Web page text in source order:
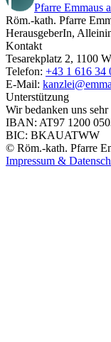
Pfarre Emmaus
Röm.-kath. Pfarre
HerausgeberIn,
Kontakt
Tesarekplatz 2, 1100
Telefon: +43 1 616 34
E-Mail:
Unterstützung
Wir bedanken uns
IBAN: AT97 1200
BIC: BKAUATWW
© Röm.-kath. Pfarre
Impressum &